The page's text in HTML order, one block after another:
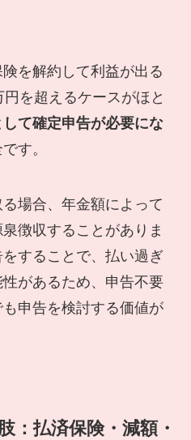
を解約して利益が出る
を超えるケースがほと
して確定申告が必要にな
す。
場合、年金額によって
徴収することがありま
することで、払い過ぎ
があるため、申告不要
申告を検討する価値が
：払済保険・減額・